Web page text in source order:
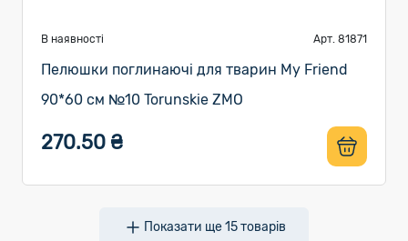
В наявності Арт. 81871
Пелюшки поглинаючі для тварин My Friend
90*60 см №10 Torunskie ZMO
270.50 ₴
Показати ще15товарів